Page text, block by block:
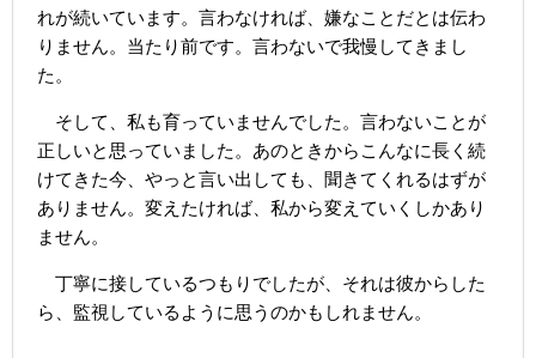
れが続いています。言わなければ、嫌なことだとは伝わ
りません。当たり前です。言わないで我慢してきまし
た。
そして、私も育っていませんでした。言わないことが
正しいと思っていました。あのときからこんなに長く続
けてきた今、やっと言い出しても、聞きてくれるはずが
ありません。変えたければ、私から変えていくしかあり
ません。
丁寧に接しているつもりでしたが、それは彼からした
ら、監視しているように思うのかもしれません。